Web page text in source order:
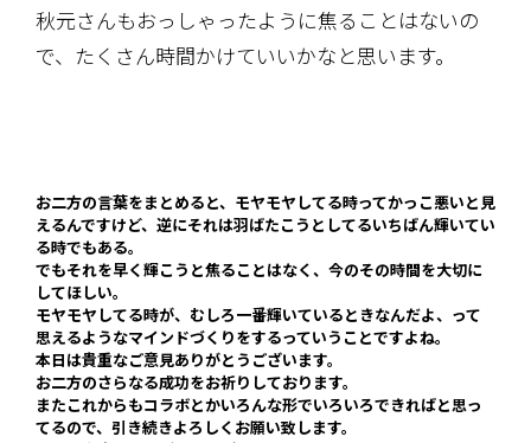
秋元さんもおっしゃったように焦ることはないの
で、たくさん時間かけていいかなと思います。
お二方の言葉をまとめると、モヤモヤしてる時ってかっこ悪いと見
えるんですけど、逆にそれは羽ばたこうとしてるいちばん輝いてい
る時でもある。
でもそれを早く輝こうと焦ることはなく、今のその時間を大切に
してほしい。
モヤモヤしてる時が、むしろ一番輝いているときなんだよ、って
思えるようなマインドづくりをするっていうことですよね。
本日は貴重なご意見ありがとうございます。
お二方のさらなる成功をお祈りしております。
またこれからもコラボとかいろんな形でいろいろできればと思っ
てるので、引き続きよろしくお願い致します。